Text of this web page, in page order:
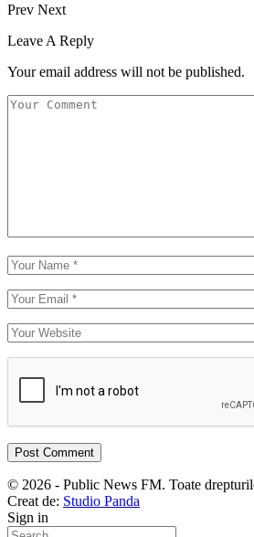
Prev Next
Leave A Reply
Your email address will not be published.
© 2026 - Public News FM. Toate
Creat de: Studio Panda
Sign in